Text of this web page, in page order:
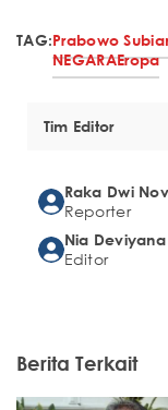
TAG:Prabowo
NEGARAEropa
Tim Editor
Raka Dwi
Reporter
Nia Deviyana
Editor
Berita Terkait